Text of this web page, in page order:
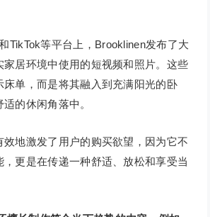
TikTok等平台上，Brooklinen发布了大
家居环境中使用的短视频和照片。这些
床单，而是将其融入到充满阳光的卧
的休闲角落中。
地激发了用户的购买欲望，因为它不
更是在传递一种舒适、放松和享受当